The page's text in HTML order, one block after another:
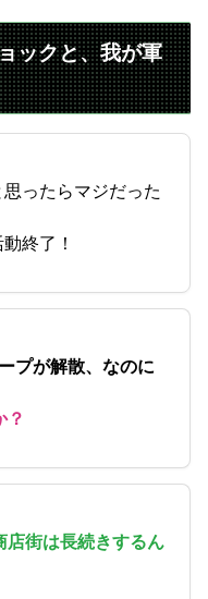
ックと、我が軍
ったらマジだった
終了！
プが解散、なのに
？
店街は長続きするん